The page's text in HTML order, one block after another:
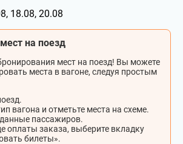
18.08, 20.08
на поезд
мест на поезд! Вы можете
места в вагоне, следуя простым
вагона и отметьте места на схеме.
пассажиров.
оплаты заказа, выберите вкладку
билеты».